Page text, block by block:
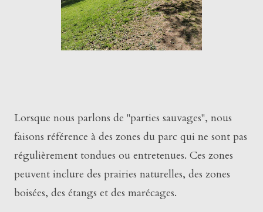
Lorsque nous parlons de "parties sauvages", nous
faisons référence à des zones du parc qui ne sont pas
régulièrement tondues ou entretenues. Ces zones
peuvent inclure des prairies naturelles, des zones
boisées, des étangs et des marécages.